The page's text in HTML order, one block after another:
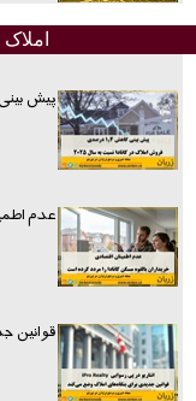
پیش
عدم
قوانین